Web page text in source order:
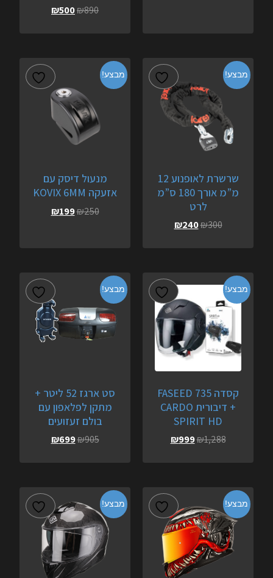
₪890
₪500
מבצע!
שרשרת לאופנוע 12
מ”מ אורך 180 ס”מ
לרט
₪300
₪240
מבצע!
מנעול דיסק עם
אזעקה 6MM‏ KOVIX
₪250
₪199
מבצע!
קסדה FASEED 735
+ דיבורית CARDO
SPIRIT HD
₪1,288
₪999
מבצע!
סט ארגז 52 ליטר +
מתקן לפלאפון עם
בולם זעזועים
₪905
₪699
מבצע! מבצע!